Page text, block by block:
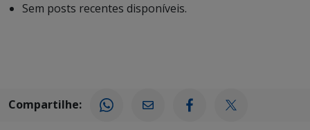
Sem posts recentes disponíveis.
Compartilhe: